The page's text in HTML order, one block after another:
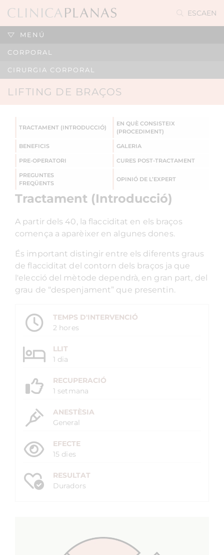
ESCAEN
MENÚ
CORPORAL
CIRURGIA CORPORAL
LIFTING DE BRAÇOS
TRACTAMENT (INTRODUCCIÓ)
EN QUÈ CONSISTEIX
(PROCEDIMENT)
BENEFICIS GALERIA
PRE-OPERATORI CURES POST-TRACTAMENT
PREGUNTES
FREQÜENTS
OPINIÓ DE L’EXPERT
Tractament (Introducció)
A partir dels 40, la flacciditat en els braços
comença a aparèixer en algunes dones.
És important distingir entre els diferents graus
de flacciditat del contorn dels braços ja que
l'elecció del mètode dependrà, en gran part, del
grau de “despenjament” que presentin.
TEMPS D'INTERVENCIÓ
2 hores
LLIT
1 dia
RECUPERACIÓ
1 setmana
ANESTÈSIA
General
EFECTE
15 dies
RESULTAT
Duradors